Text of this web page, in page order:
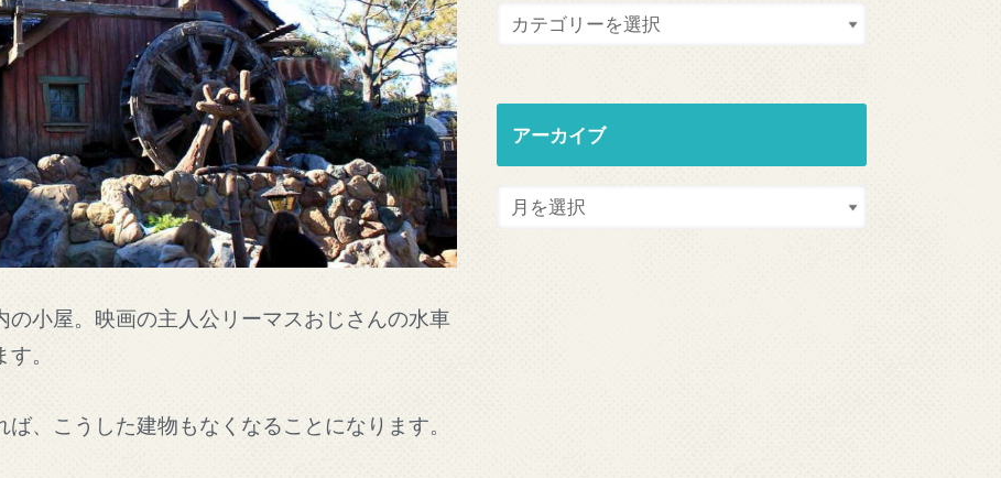
の小屋。映画の主人公リーマスおじさんの水車
。
、こうした建物もなくなることになります。
アーカイブ